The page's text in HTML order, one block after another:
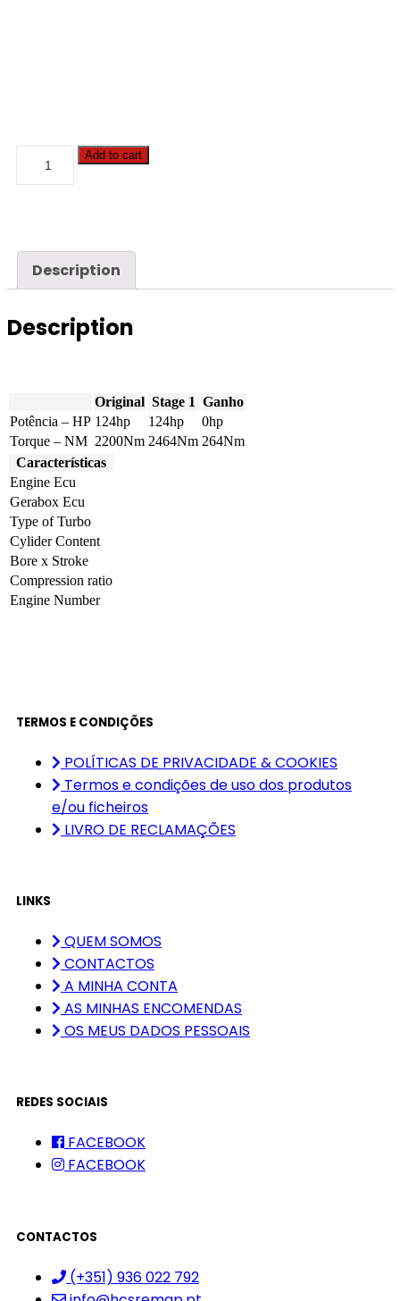
Dominator
-
124hp
Add to cart
Description
Description
Original Stage 1 Ganho
Potência – HP 124hp 124hp
0hp
Torque – NM 2200Nm 2464Nm 264Nm
Características
Engine Ecu
Gerabox Ecu
Type of Turbo
Cylider Content
Bore x Stroke
Compression ratio
Engine Number
TERMOS E CONDIÇÕES
POLÍTICAS DE PRIVACIDADE & COOKIES
Termos e condições de uso dos produtos
e/ou ficheiros
LIVRO DE RECLAMAÇÕES
LINKS
QUEM SOMOS
CONTACTOS
A MINHA CONTA
AS MINHAS ENCOMENDAS
OS MEUS DADOS PESSOAIS
REDES SOCIAIS
FACEBOOK
FACEBOOK
CONTACTOS
(+351) 936 022 792